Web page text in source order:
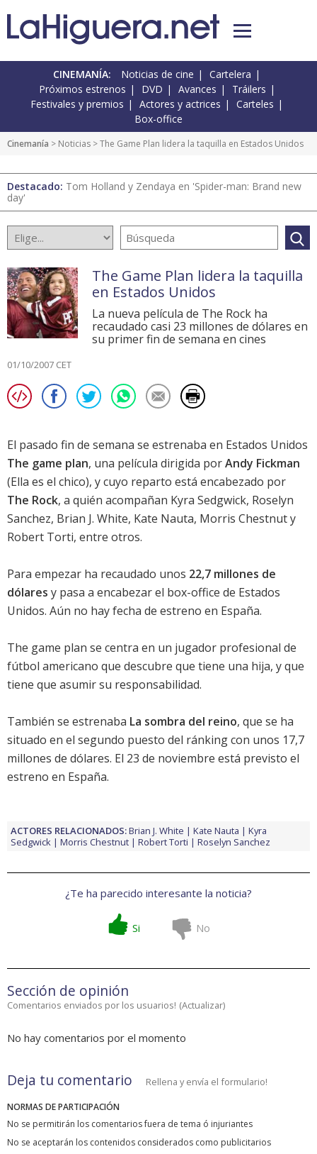
CINEMANÍA: Noticias de cine
Cartelera
Próximos estrenos
DVD Avances
Tráilers
Festivales y premios
Actores y actrices
Carteles
Box-office
Cinemanía > Noticias > The Game Plan lidera la taquilla en Estados Unidos
Destacado: Tom Holland y Zendaya en 'Spider-man: Brand new
day'
The Game Plan lidera la taquilla
en Estados Unidos
La nueva película de The Rock ha
recaudado casi 23 millones de dólares en
su primer fin de semana en cines
01/10/2007 CET
El pasado fin de semana se estrenaba en Estados Unidos
The game plan, una película dirigida porAndy Fickman
(Ella es el chico), y cuyo reparto está encabezado por
The Rock, a quién acompañan Kyra Sedgwick, Roselyn
Sanchez, Brian J. White, Kate Nauta, Morris Chestnuty
Robert Torti, entre otros.
Para empezar ha recaudado unos 22,7 millones de
dólares y pasa a encabezar el box-office de Estados
Unidos. Aún no hay fecha de estreno en España.
The game plan se centra en un jugador profesional de
fútbol americano que descubre que tiene una hija, y que
tiene que asumir su responsabilidad.
También se estrenaba La sombra del reino, que se ha
situado en el segundo puesto del ránking con unos 17,7
millones de dólares. El 23 de noviembre está previsto el
estreno en España.
ACTORES RELACIONADOS:Brian J. White Kate Nauta
Kyra
Sedgwick
Morris Chestnut Robert Torti Roselyn Sanchez
¿Te ha parecido interesante la noticia?
Si No
Sección de opinión
Comentarios enviados por los usuarios! (Actualizar)
No hay comentarios por el momento
Deja tu comentario Rellena y envía el formulario!
NORMAS DE PARTICIPACIÓN
No se permitirán los comentarios fuera de tema ó injuriantes
No se aceptarán los contenidos considerados como publicitarios